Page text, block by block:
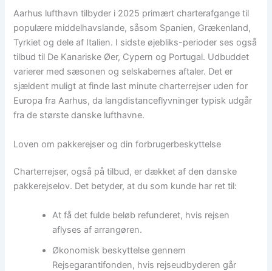
Aarhus lufthavn tilbyder i 2025 primært charterafgange til
populære middelhavslande, såsom Spanien, Grækenland,
Tyrkiet og dele af Italien. I sidste øjebliks-perioder ses også
tilbud til De Kanariske Øer, Cypern og Portugal. Udbuddet
varierer med sæsonen og selskabernes aftaler. Det er
sjældent muligt at finde last minute charterrejser uden for
Europa fra Aarhus, da langdistanceflyvninger typisk udgår
fra de største danske lufthavne.
Loven om pakkerejser og din forbrugerbeskyttelse
Charterrejser, også på tilbud, er dækket af den danske
pakkerejselov. Det betyder, at du som kunde har ret til:
At få det fulde beløb refunderet, hvis rejsen
aflyses af arrangøren.
Økonomisk beskyttelse gennem
Rejsegarantifonden, hvis rejseudbyderen går